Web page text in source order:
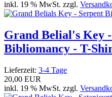
inkl. 19 % MwSt. zzgl.
Grand Belial's Key
Bibliomancy - T-
Lieferzeit: 3-4 Tage
20,00 EUR
inkl. 19 % MwSt. zzgl.